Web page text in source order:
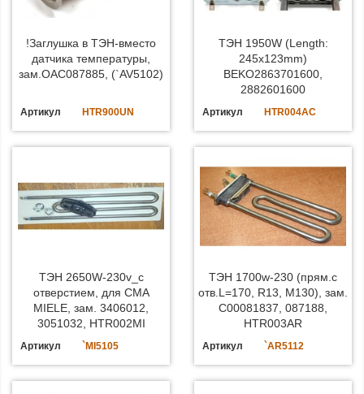
!Заглушка в ТЭН-вместо
датчика температуры,
зам.OAC087885, (`AV5102)
Артикул HTR900UN
ТЭН 1950W (Length:
245x123mm)
BEKO2863701600,
2882601600
Артикул HTR004AC
ТЭН 2650W-230v_с
отверстием, для СМА
MIELE, зам. 3406012,
3051032, HTR002MI
Артикул `MI5105
ТЭН 1700w-230 (прям.с
отв.L=170, R13, M130), зам.
C00081837, 087188,
HTR003AR
Артикул `AR5112